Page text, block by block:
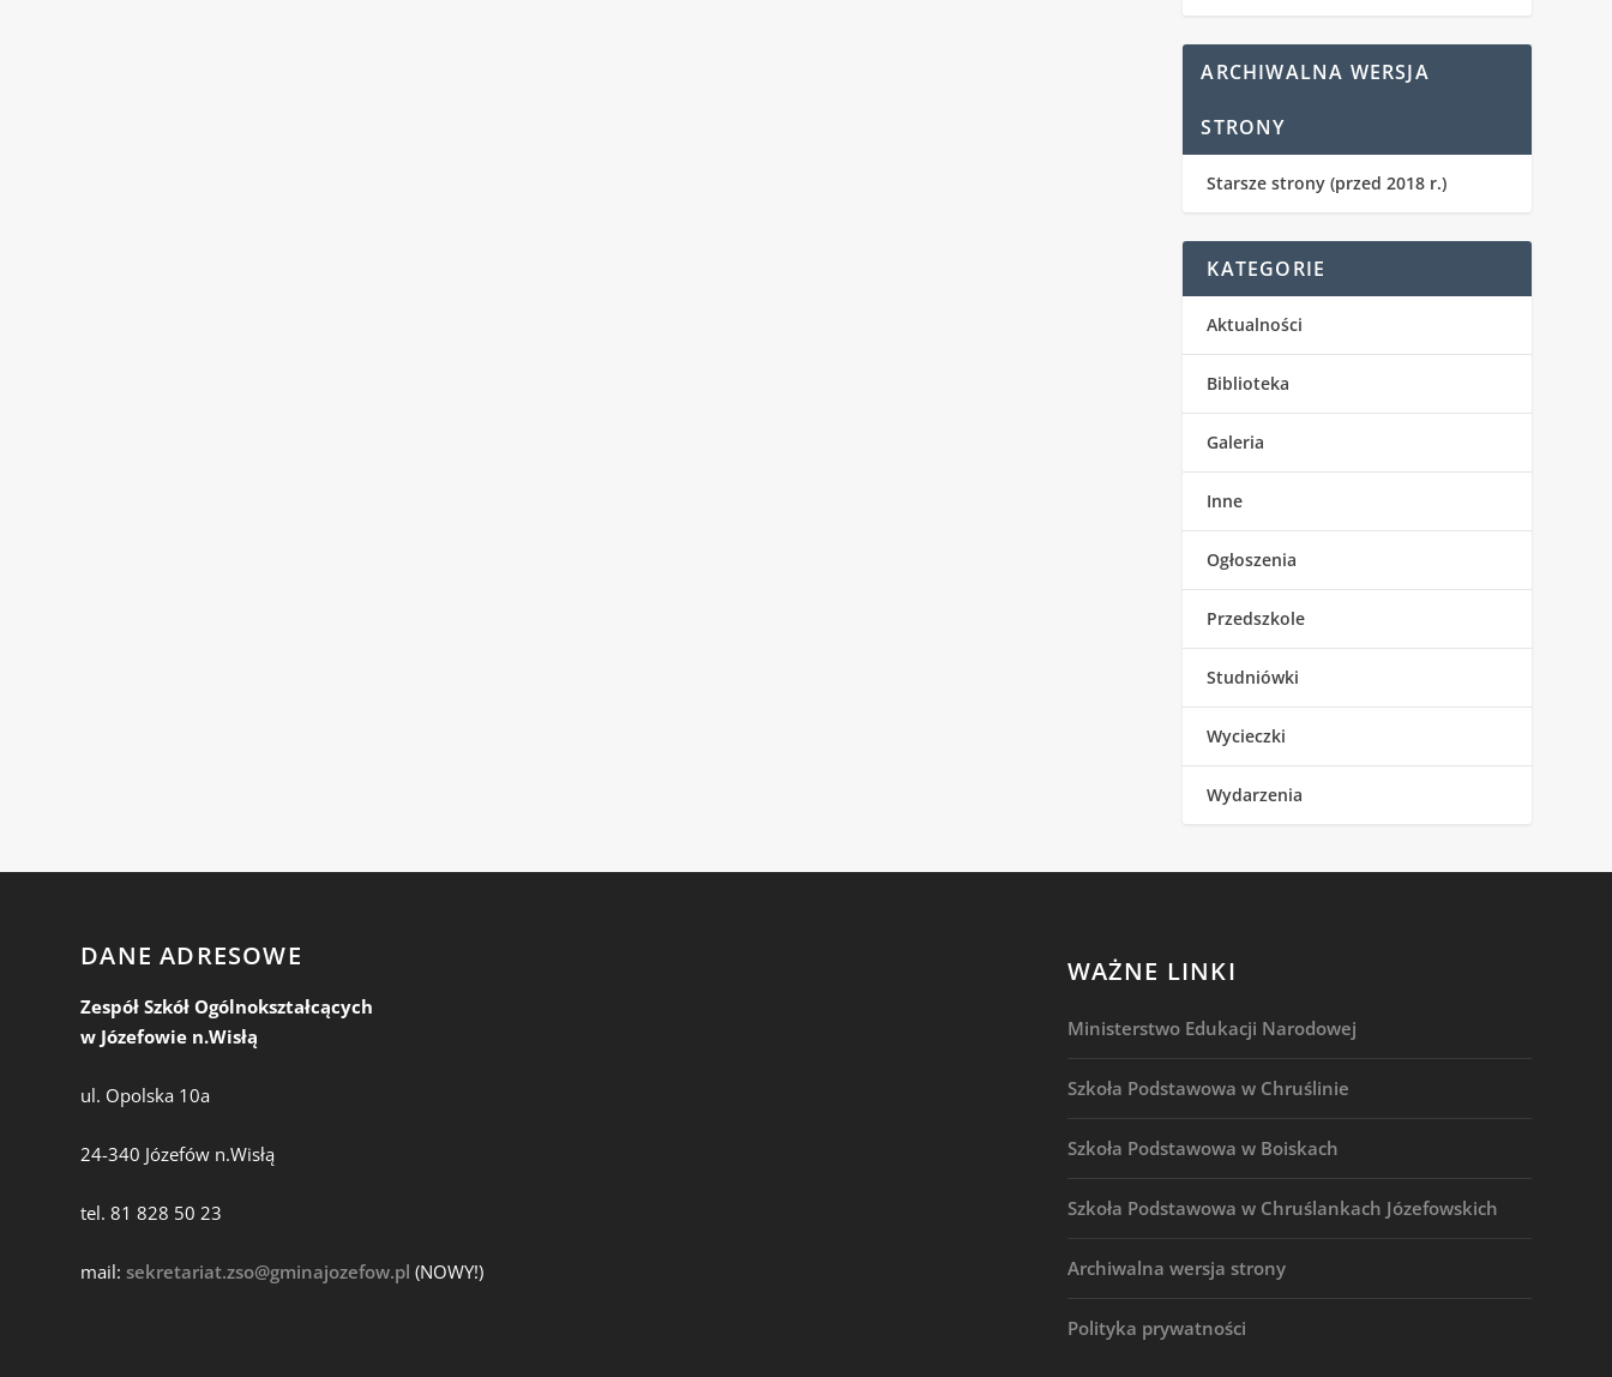
ARCHIWALNA WERSJA
STRONY
Starsze strony (przed 2018 r.)
KATEGORIE
Aktualności
Biblioteka
Galeria
Inne
Ogłoszenia
Przedszkole
Studniówki
Wycieczki
Wydarzenia
DANE ADRESOWE
Zespół Szkół Ogólnokształcących
w Józefowie n.Wisłą
ul. Opolska 10a
24-340 Józefów n.Wisłą
tel. 81 828 50 23
mail:sekretariat.zso@gminajozefow.pl (NOWY!)
WAŻNE LINKI
Ministerstwo Edukacji Narodowej
Szkoła Podstawowa w Chruślinie
Szkoła Podstawowa w Boiskach
Szkoła Podstawowa w Chruślankach Józefowskich
Archiwalna wersja strony
Polityka prywatności